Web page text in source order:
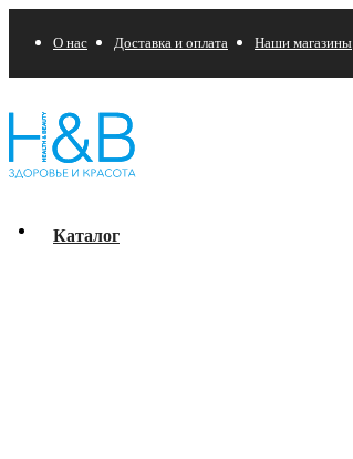
О нас Доставка и оплата Наши магазины
Каталог